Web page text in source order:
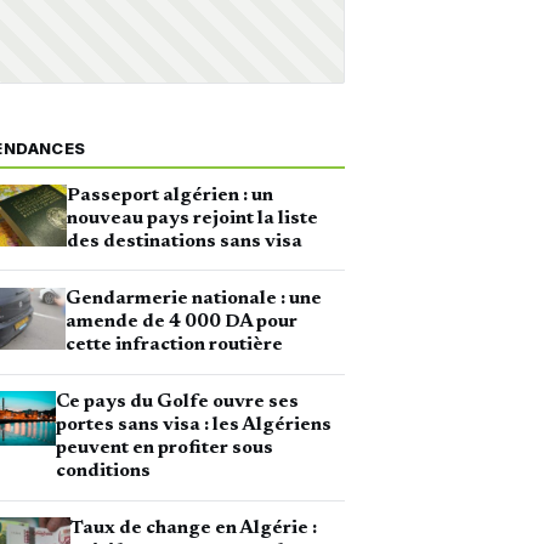
Passeport algérien : un
nouveau pays rejoint la liste
des destinations sans visa
Gendarmerie nationale : une
amende de 4 000 DA pour
cette infraction routière
Ce pays du Golfe ouvre ses
portes sans visa : les Algériens
peuvent en profiter sous
conditions
Taux de change en Algérie :